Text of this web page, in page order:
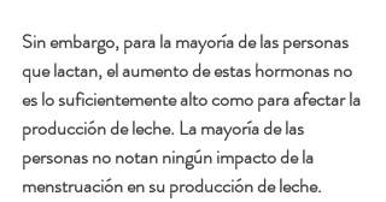
Sin embargo, para la mayoría de las personas
que lactan, el aumento de estas hormonas no
es lo suficientemente alto como para afectar la
producción de leche. La mayoría de las
personas no notan ningún impacto de la
menstruación en su producción de leche.